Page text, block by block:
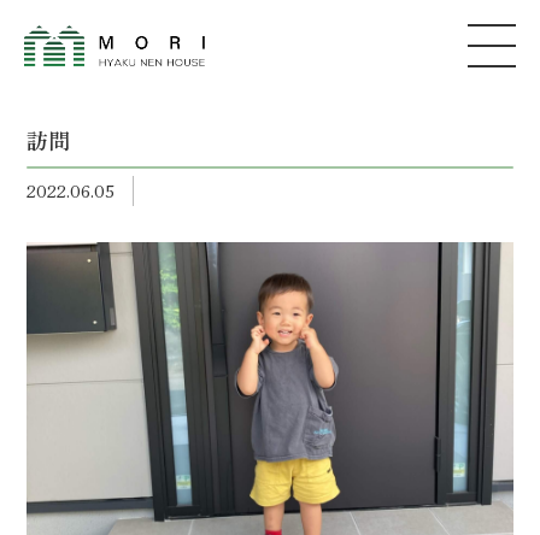
株式会社 森建築
コンセプト
家が建つまで
訪問
2022.06.05